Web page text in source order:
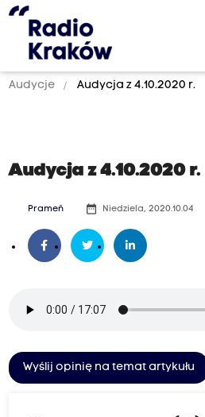
Audycje Audycja z 4.10.2020 r.
Audycja z 4.10.2020 r.
Prameň date_range Niedziela, 2020.10.04
Wyślij opinię na temat artykułu